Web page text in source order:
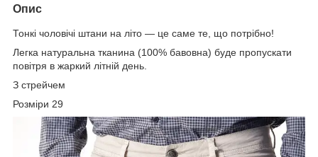
Опис
Тонкі чоловічі штани на літо ― це саме те, що потрібно!
Легка натуральна тканина (100% бавовна) буде пропускати
повітря в жаркий літній день.
З стрейчем
Розміри 29